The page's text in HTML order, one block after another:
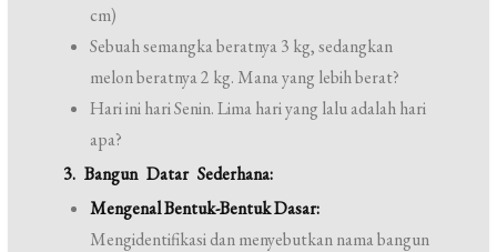
cm)
Sebuah semangka beratnya 3 kg, sedangkan
melon beratnya 2 kg. Mana yang lebih berat?
Hari ini hari Senin. Lima hari yang lalu adalah hari
apa?
3. Bangun Datar Sederhana:
Mengenal Bentuk-Bentuk Dasar:
Mengidentifikasi dan menyebutkan nama bangun